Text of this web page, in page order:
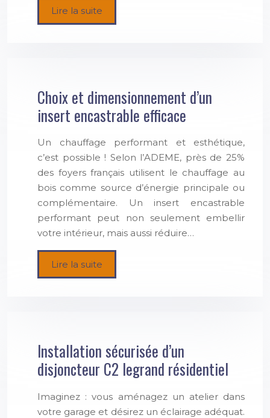
Lire la suite
Choix et dimensionnement d’un
insert encastrable efficace
Un chauffage performant et esthétique,
c’est possible ! Selon l’ADEME, près de 25%
des foyers français utilisent le chauffage au
bois comme source d’énergie principale ou
complémentaire. Un insert encastrable
performant peut non seulement embellir
votre intérieur, mais aussi réduire…
Lire la suite
Installation sécurisée d’un
disjoncteur C2 legrand résidentiel
Imaginez : vous aménagez un atelier dans
votre garage et désirez un éclairage adéquat.